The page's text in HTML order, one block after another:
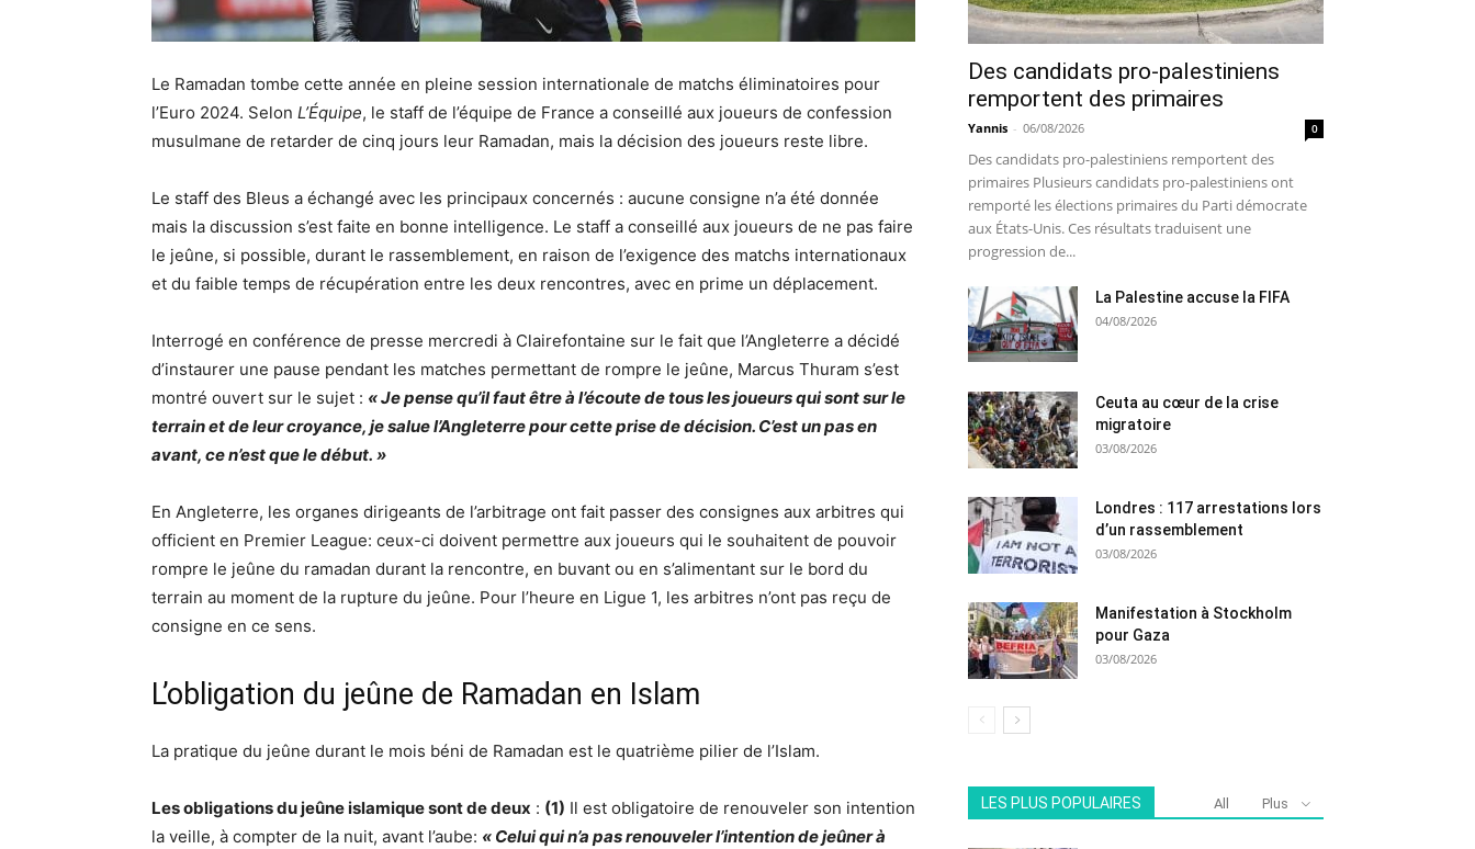
Le Ramadan tombe cette année en pleine session internationale de matchs éliminatoires pour
l’Euro 2024. Selon L’Équipe, le staff de l’équipe de France a conseillé aux joueurs de confession
musulmane de retarder de cinq jours leur Ramadan, mais la décision des joueurs reste libre.
Le staff des Bleus a échangé avec les principaux concernés : aucune consigne n’a été donnée
mais la discussion s’est faite en bonne intelligence. Le staff a conseillé aux joueurs de ne pas faire
le jeûne, si possible, durant le rassemblement, en raison de l’exigence des matchs internationaux
et du faible temps de récupération entre les deux rencontres, avec en prime un déplacement.
Interrogé en conférence de presse mercredi à Clairefontaine sur le fait que l’Angleterre a décidé
d’instaurer une pause pendant les matches permettant de rompre le jeûne, Marcus Thuram s’est
montré ouvert sur le sujet : « Je pense qu’il faut être à l’écoute de tous les joueurs qui sont sur le
terrain et de leur croyance, je salue l’Angleterre pour cette prise de décision. C’est un pas en
avant, ce n’est que le début. »
En Angleterre, les organes dirigeants de l’arbitrage ont fait passer des consignes aux arbitres qui
officient en Premier League: ceux-ci doivent permettre aux joueurs qui le souhaitent de pouvoir
rompre le jeûne du ramadan durant la rencontre, en buvant ou en s’alimentant sur le bord du
terrain au moment de la rupture du jeûne. Pour l’heure en Ligue 1, les arbitres n’ont pas reçu de
consigne en ce sens.
L’obligation du jeûne de Ramadan en Islam
La pratique du jeûne durant le mois béni de Ramadan est le quatrième pilier de l’Islam.
Les obligations du jeûne islamique sont de deux : (1) Il est obligatoire de renouveler son intention
la veille, à compter de la nuit, avant l’aube: « Celui qui n’a pas renouveler l’intention de jeûner à
Des candidats pro-palestiniens
remportent des primaires
Yannis - 06/08/2026 0
Des candidats pro-palestiniens remportent des
primaires Plusieurs candidats pro-palestiniens ont
remporté les élections primaires du Parti démocrate
aux États-Unis. Ces résultats traduisent une
progression de...
La Palestine accuse la FIFA
04/08/2026
Ceuta au cœur de la crise
migratoire
03/08/2026
Londres : 117 arrestations lors
d’un rassemblement
03/08/2026
Manifestation à Stockholm
pour Gaza
03/08/2026
LES PLUS POPULAIRES All Plus